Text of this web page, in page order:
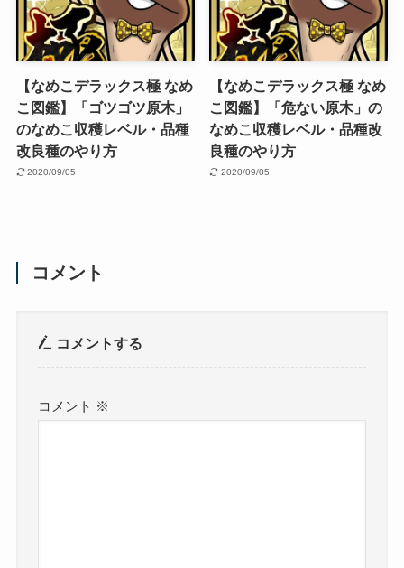
【なめこデラックス極 なめ
こ図鑑】「ゴツゴツ原木」
のなめこ収穫レベル・品種
改良種のやり方
2020/09/05
【なめこデラックス極 なめ
こ図鑑】「危ない原木」の
なめこ収穫レベル・品種改
良種のやり方
2020/09/05
コメント
コメントする
コメント ※